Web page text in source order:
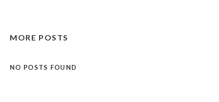
MORE POSTS
NO POSTS FOUND